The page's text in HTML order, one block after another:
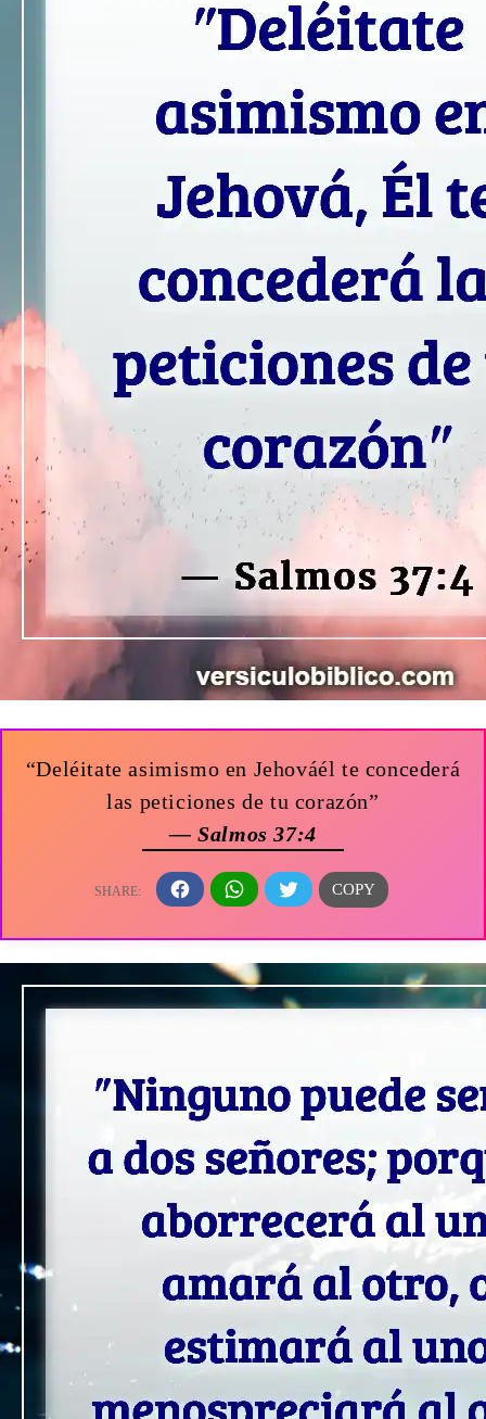
“Deléitate asimismo en Jehováél te concederá
las peticiones de tu corazón”
— Salmos 37:4